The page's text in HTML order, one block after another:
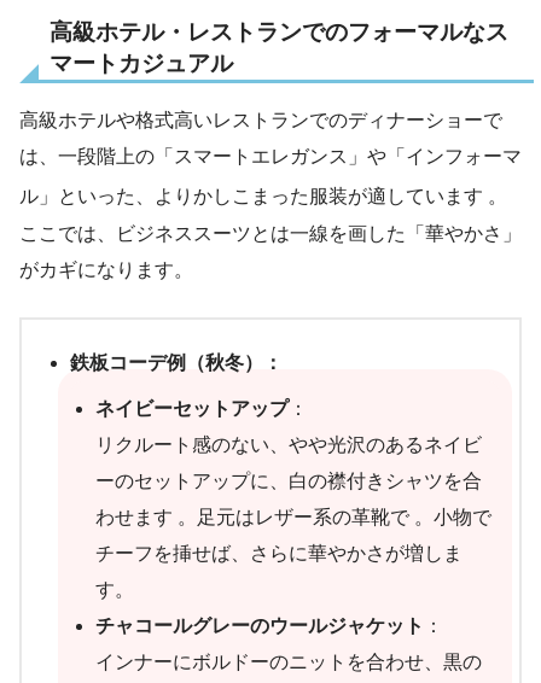
高級ホテル・レストランでのフォーマルなス
マートカジュアル
高級ホテルや格式高いレストランでのディナーショーで
は、一段階上の「スマートエレガンス」や「インフォーマ
ル」といった、よりかしこまった服装が適しています 。
ここでは、ビジネススーツとは一線を画した「華やかさ」
がカギになります。
鉄板コーデ例（秋冬）：
ネイビーセットアップ：
リクルート感のない、やや光沢のあるネイビ
ーのセットアップに、白の襟付きシャツを合
わせます 。足元はレザー系の革靴で 。小物で
チーフを挿せば、さらに華やかさが増しま
す。
チャコールグレーのウールジャケット ：
インナーにボルドーのニットを合わせ、黒の